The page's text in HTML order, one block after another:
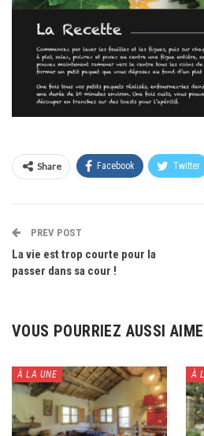
Share Facebook Twitter
PREV POST
La vie est trop courte pour la
passer dans sa cour !
VOUS POURRIEZ AUSSI
À LA UNE À